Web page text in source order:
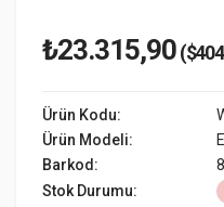
₺23.315,90
Ürün Kodu:
Ürün Modeli:
Barkod:
Stok Durumu: